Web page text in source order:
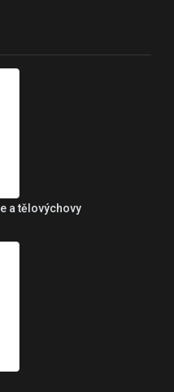
a tělovýchovy